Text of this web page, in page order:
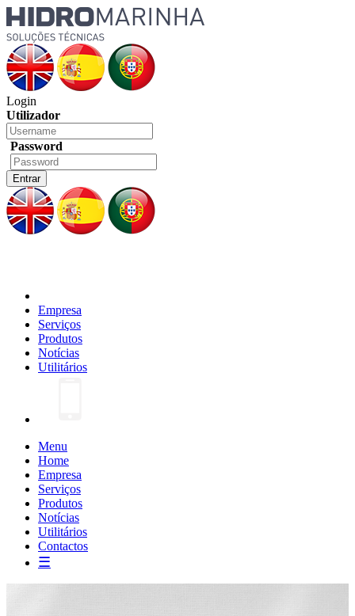
Login
Utilizador
Password
Empresa
Serviços
Produtos
Notícias
Utilitários
Menu
Home
Empresa
Serviços
Produtos
Notícias
Utilitários
Contactos
☰